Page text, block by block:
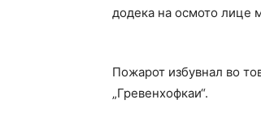
додека на осмото лице
Пожарот избувнал во
„Гревенхофкаи“.